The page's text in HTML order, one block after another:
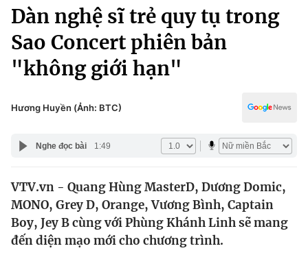
Chuyên mục
Chính trị
Xã hội
Pháp luật
Y tế
Thế giới
Tin tức
Thế giới đó đây
Kinh tế
Kinh tế
Thể thao
Truyền hình
Văn hóa - Giải trí
Công nghệ
Dàn nghệ sĩ trẻ quy tụ trong
Sao Concert phiên bản
"không giới hạn"
Hương Huyền (Ảnh: BTC)
Nghe đọc bài 1:49
VTV.vn - Quang Hùng MasterD, Dương Domic,
MONO, Grey D, Orange, Vương Bình, Captain
Boy, Jey B cùng với Phùng Khánh Linh sẽ mang
đến diện mạo mới cho chương trình.